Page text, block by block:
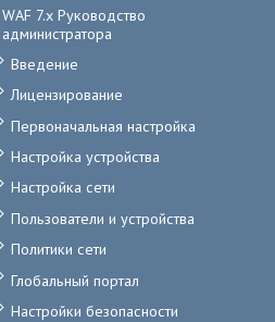
WAF 7.x Руководство
администратора
Введение
Лицензирование
Первоначальная настройка
Настройка устройства
Настройка сети
Пользователи и устройства
Политики сети
Глобальный портал
Настройки безопасности